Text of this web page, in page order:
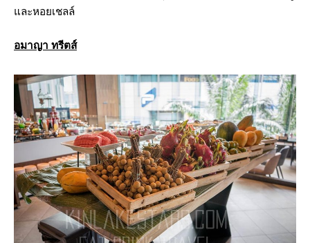
และหอยเชลล์
อมาญา ทรีตส์